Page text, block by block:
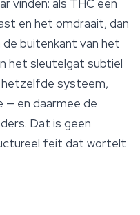
vinden: als THC een
en het omdraait, dan
de buitenkant van het
het sleutelgat subtiel
hetzelfde systeem,
— en daarmee de
Dat is geen
feit dat wortelt